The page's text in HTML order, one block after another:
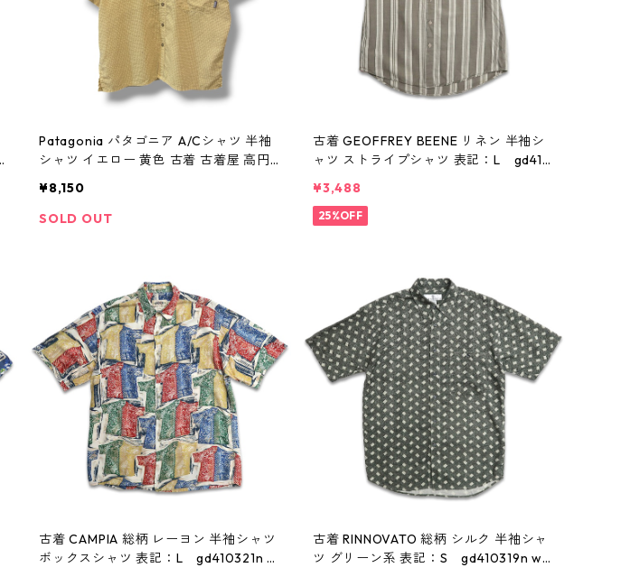
Patagonia パタゴニア A/Cシャツ 半袖
シャツ イエロー 黄色 古着 古着屋 高円
¥8,150
SOLD OUT
古着 GEOFFREY BEENE リネン 半袖シ
ャツ ストライプシャツ 表記：L gd410
¥3,488
25%OFF
古着 CAMPIA 総柄 レーヨン 半袖シャツ
ボックスシャツ 表記：L gd410321n w
古着 RINNOVATO 総柄 シルク 半袖シャ
ツ グリーン系 表記：S gd410319n w6